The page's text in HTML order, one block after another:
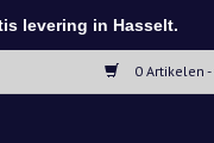
0 Artikelen
levering in Hasselt.